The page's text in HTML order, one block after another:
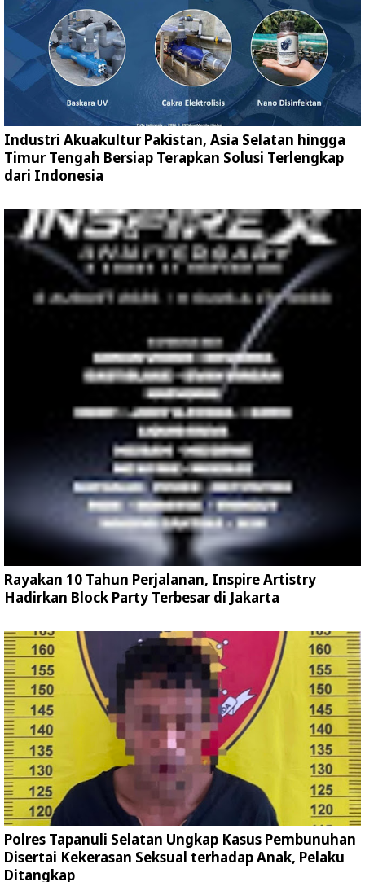
Industri Akuakultur Pakistan, Asia Selatan hingga
Timur Tengah Bersiap Terapkan Solusi Terlengkap
dari Indonesia
Rayakan 10 Tahun Perjalanan, Inspire Artistry
Hadirkan Block Party Terbesar di Jakarta
Polres Tapanuli Selatan Ungkap Kasus Pembunuhan
Disertai Kekerasan Seksual terhadap Anak, Pelaku
Ditangkap